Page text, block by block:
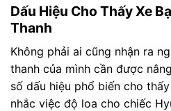
Dấu Hiệu Cho Thấy Xe
Thanh
Không phải ai cũng nhận ra
thanh của mình cần được
số dấu hiệu phổ biến cho
nhắc việc độ loa cho chiếc